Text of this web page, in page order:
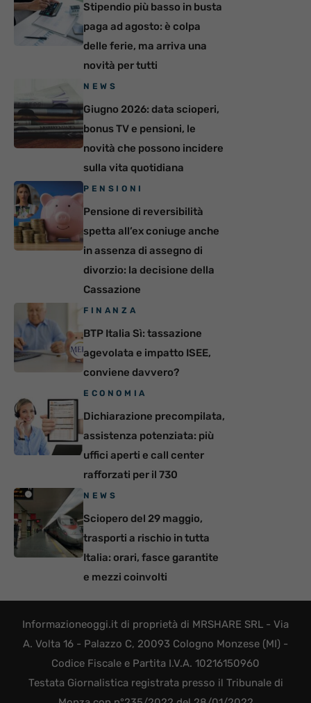
Stipendio più basso in busta
paga ad agosto: è colpa
delle ferie, ma arriva una
novità per tutti
NEWS
Giugno 2026: data scioperi,
bonus TV e pensioni, le
novità che possono incidere
sulla vita quotidiana
PENSIONI
Pensione di reversibilità
spetta all’ex coniuge anche
in assenza di assegno di
divorzio: la decisione della
Cassazione
FINANZA
BTP Italia Sì: tassazione
agevolata e impatto ISEE,
conviene davvero?
ECONOMIA
Dichiarazione precompilata,
assistenza potenziata: più
uffici aperti e call center
rafforzati per il 730
NEWS
Sciopero del 29 maggio,
trasporti a rischio in tutta
Italia: orari, fasce garantite
e mezzi coinvolti
Informazioneoggi.it di proprietà di MRSHARE SRL - Via
A. Volta 16 - Palazzo C, 20093 Cologno Monzese (MI) -
Codice Fiscale e Partita I.V.A. 10216150960
Testata Giornalistica registrata presso il Tribunale di